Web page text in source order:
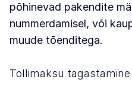
põhinevad pakendite
nummerdamisel, või
muude tõenditega.
Tollimaksu tagastamine